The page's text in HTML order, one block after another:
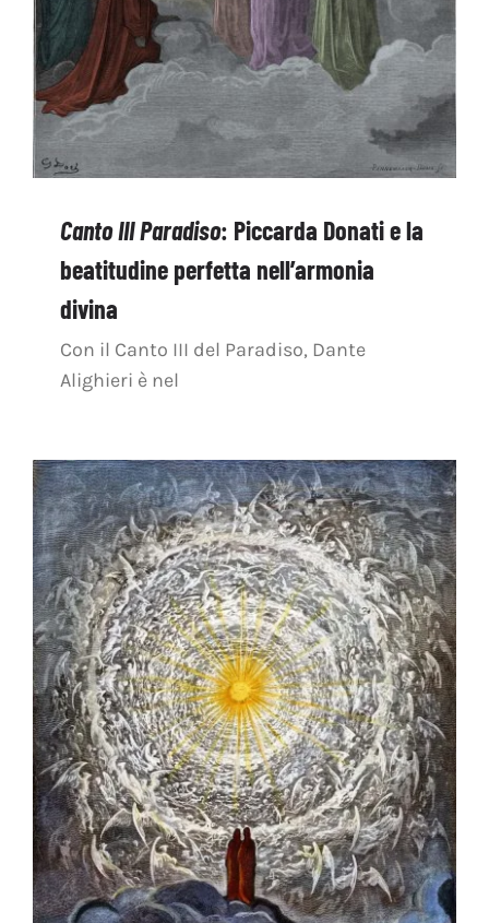
Canto III Paradiso: Piccarda Donati e la
beatitudine perfetta nell’armonia
divina
Con il Canto III del Paradiso, Dante
Alighieri è nel